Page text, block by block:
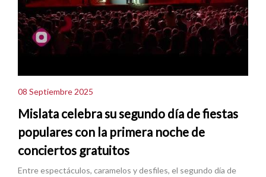
08 Septiembre 2025
Mislata celebra su segundo día de fiestas
populares con la primera noche de
conciertos gratuitos
Entre espectáculos, caramelos y desfiles, el segundo día de